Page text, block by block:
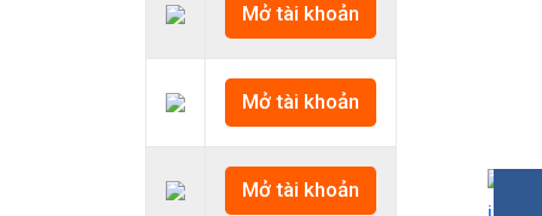
Mở tài khoản
Mở tài khoản
Mở tài khoản